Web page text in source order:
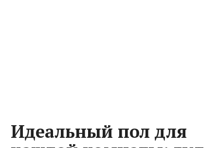
Идеальный пол для